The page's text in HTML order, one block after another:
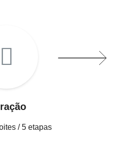
/ 5 etapas